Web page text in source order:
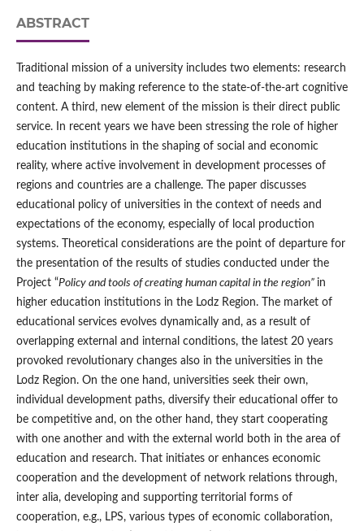
ABSTRACT
Traditional mission of a university includes two elements: research
and teaching by making reference to the state-of-the-art cognitive
content. A third, new element of the mission is their direct public
service. In recent years we have been stressing the role of higher
education institutions in the shaping of social and economic
reality, where active involvement in development processes of
regions and countries are a challenge. The paper discusses
educational policy of universities in the context of needs and
expectations of the economy, especially of local production
systems. Theoretical considerations are the point of departure for
the presentation of the results of studies conducted under the
Project “Policy and tools of creating human capital in the region” in
higher education institutions in the Lodz Region. The market of
educational services evolves dynamically and, as a result of
overlapping external and internal conditions, the latest 20 years
provoked revolutionary changes also in the universities in the
Lodz Region. On the one hand, universities seek their own,
individual development paths, diversify their educational offer to
be competitive and, on the other hand, they start cooperating
with one another and with the external world both in the area of
education and research. That initiates or enhances economic
cooperation and the development of network relations through,
inter alia, developing and supporting territorial forms of
cooperation, e.g., LPS, various types of economic collaboration,